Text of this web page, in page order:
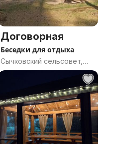
Договорная
Беседки для отдыха
Сычковский сельсовет,
Бобруйский район,